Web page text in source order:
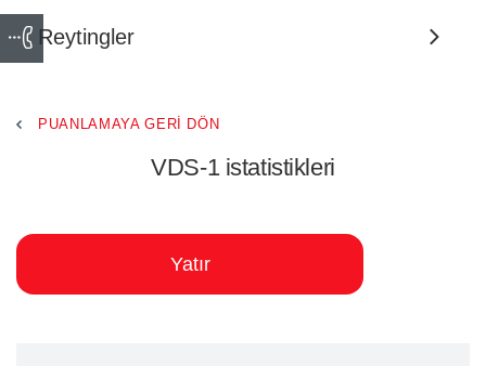
Reytingler
PUANLAMAYA GERI DÖN
VDS-1 istatistikleri
Yatır